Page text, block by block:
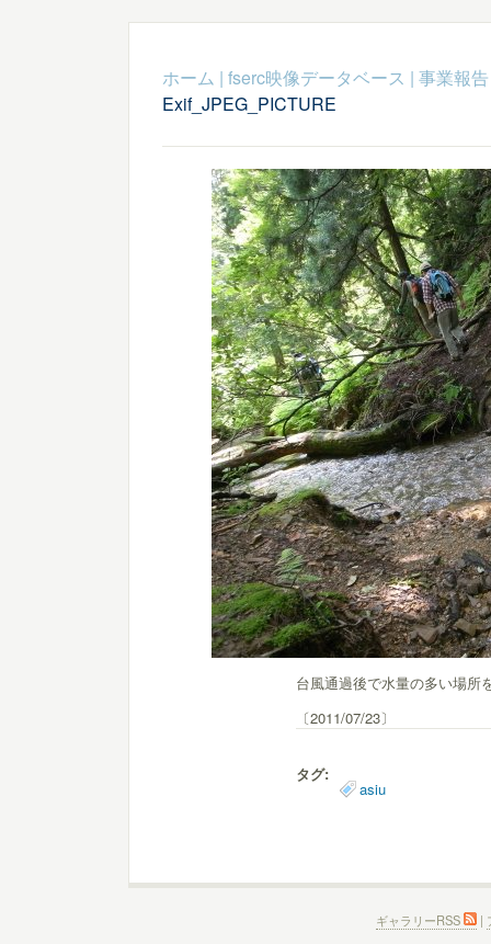
ホーム | fserc映像データベース | 事業報告
Exif_JPEG_PICTURE
台風通過後で水量の多い場所
〔2011/07/23〕
タグ:
asiu
ギャラリーRSS |